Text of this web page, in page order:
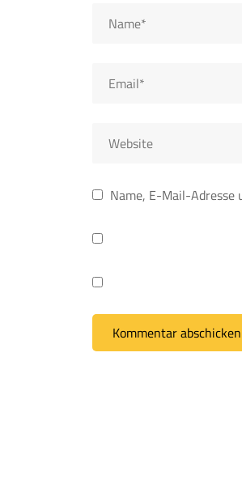
Name, E-Mail-Adresse